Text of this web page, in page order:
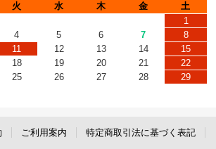
火 水 木 金
土
1
4 5 6 7
8
11 12 13 14
15
18 19 20 21
22
25 26 27 28
29
ご利用案内 特定商取引法に基づく表記